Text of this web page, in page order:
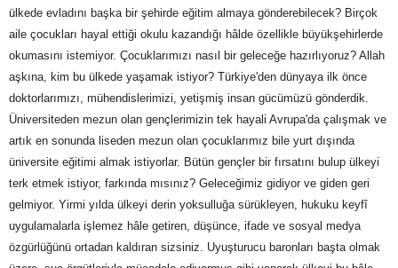
ülkede evladını başka bir şehirde eğitim almaya gönderebilecek? Birçok
aile çocukları hayal ettiği okulu kazandığı hâlde özellikle büyükşehirlerde
okumasını istemiyor. Çocuklarımızı nasıl bir geleceğe hazırlıyoruz? Allah
aşkına, kim bu ülkede yaşamak istiyor? Türkiye'den dünyaya ilk önce
doktorlarımızı, mühendislerimizi, yetişmiş insan gücümüzü gönderdik.
Üniversiteden mezun olan gençlerimizin tek hayali Avrupa'da çalışmak ve
artık en sonunda liseden mezun olan çocuklarımız bile yurt dışında
üniversite eğitimi almak istiyorlar. Bütün gençler bir fırsatını bulup ülkeyi
terk etmek istiyor, farkında mısınız? Geleceğimiz gidiyor ve giden geri
gelmiyor. Yirmi yılda ülkeyi derin yoksulluğa sürükleyen, hukuku keyfî
uygulamalarla işlemez hâle getiren, düşünce, ifade ve sosyal medya
özgürlüğünü ortadan kaldıran sizsiniz. Uyuşturucu baronları başta olmak